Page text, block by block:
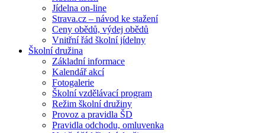
Jídelna on-line
Strava.cz – návod ke stažení
Ceny obědů, výdej obědů
Vnitřní řád školní jídelny
Školní družina
Základní informace
Kalendář akcí
Fotogalerie
Školní vzdělávací program
Režim školní družiny
Provoz a pravidla ŠD
Pravidla odchodu, omluvenka